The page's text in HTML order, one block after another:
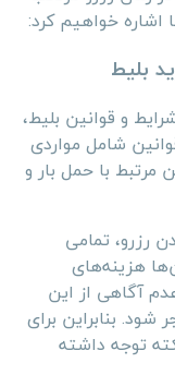
اشاره خواهیم کرد:
و قوانین بلیط،
شامل مواردی
مرتبط با حمل بار و
رزرو، تمامی
هزینه‌های
آگاهی از این
شود. بنابراین برای
توجه داشته